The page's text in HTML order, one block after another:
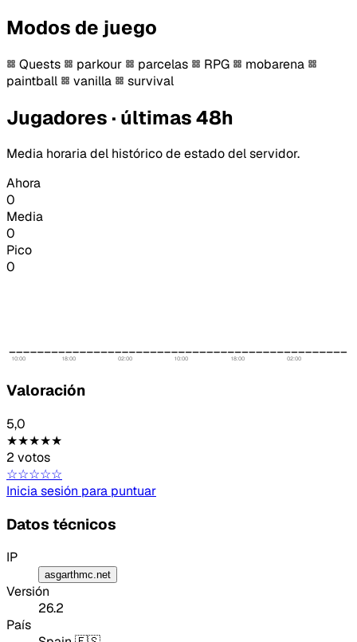
Modos de juego
Quests parkour parcelas RPG
mobarena
paintball
vanilla survival
Jugadores · últimas 48h
Media horaria del histórico de estado del servidor.
Ahora
0
Media
0
Pico
0
10:00 18:00 02:00 10:00 18:00 02:00
Valoración
5,0
★★★★★
2 votos
☆☆☆☆☆
Inicia sesión para puntuar
Datos técnicos
IP
asgarthmc.net
Versión
26.2
País